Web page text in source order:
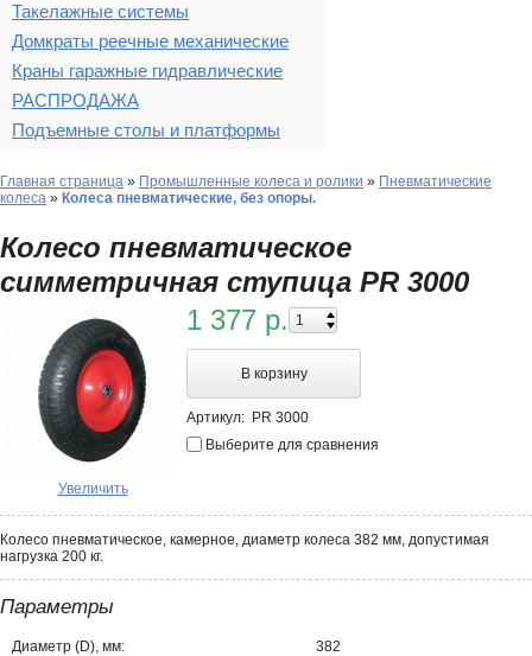
Такелажные системы
Домкраты реечные механические
Краны гаражные гидравлические
РАСПРОДАЖА
Подъемные столы и платформы
Главная страница » Промышленные колеса и ролики » Пневматические
колеса » Колеса пневматические, без опоры.
Колесо пневматическое
симметричная ступица PR 3000
Увеличить
1 377 р.
В корзину
Артикул: PR 3000
Выберите для сравнения
Колесо пневматическое, камерное, диаметр колеса 382 мм, допустимая
нагрузка 200 кг.
Параметры
Диаметр (D), мм:
382